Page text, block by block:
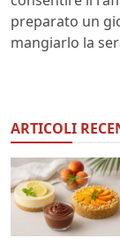
preparato un
mangiarlo la
ARTICOLI